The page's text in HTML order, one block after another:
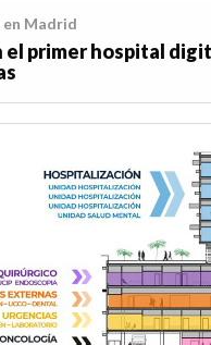
Madrid
el primer hospital